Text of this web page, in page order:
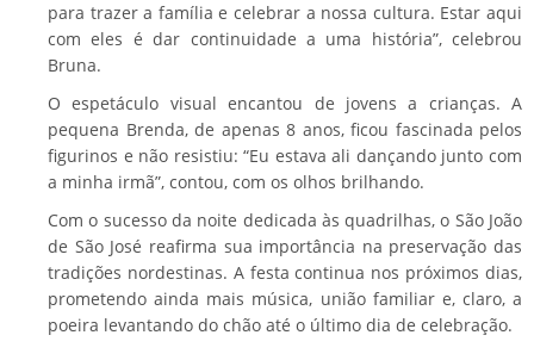
para trazer a família e celebrar a nossa cultura. Estar aqui
com eles é dar continuidade a uma história”, celebrou
Bruna.
O espetáculo visual encantou de jovens a crianças. A
pequena Brenda, de apenas 8 anos, ficou fascinada pelos
figurinos e não resistiu: “Eu estava ali dançando junto com
a minha irmã”, contou, com os olhos brilhando.
Com o sucesso da noite dedicada às quadrilhas, o São João
de São José reafirma sua importância na preservação das
tradições nordestinas. A festa continua nos próximos dias,
prometendo ainda mais música, união familiar e, claro, a
poeira levantando do chão até o último dia de celebração.